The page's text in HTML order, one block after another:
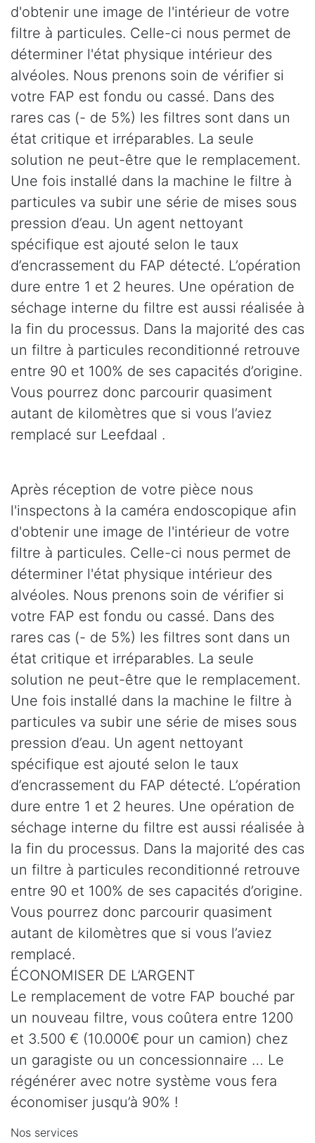
d'obtenir une image de l'intérieur de votre
filtre à particules. Celle-ci nous permet de
déterminer l'état physique intérieur des
alvéoles. Nous prenons soin de vérifier si
votre FAP est fondu ou cassé. Dans des
rares cas (- de 5%) les filtres sont dans un
état critique et irréparables. La seule
solution ne peut-être que le remplacement.
Une fois installé dans la machine le filtre à
particules va subir une série de mises sous
pression d’eau. Un agent nettoyant
spécifique est ajouté selon le taux
d’encrassement du FAP détecté. L’opération
dure entre 1 et 2 heures. Une opération de
séchage interne du filtre est aussi réalisée à
la fin du processus. Dans la majorité des cas
un filtre à particules reconditionné retrouve
entre 90 et 100% de ses capacités d’origine.
Vous pourrez donc parcourir quasiment
autant de kilomètres que si vous l’aviez
remplacé sur Leefdaal .
Après réception de votre pièce nous
l'inspectons à la caméra endoscopique afin
d'obtenir une image de l'intérieur de votre
filtre à particules. Celle-ci nous permet de
déterminer l'état physique intérieur des
alvéoles. Nous prenons soin de vérifier si
votre FAP est fondu ou cassé. Dans des
rares cas (- de 5%) les filtres sont dans un
état critique et irréparables. La seule
solution ne peut-être que le remplacement.
Une fois installé dans la machine le filtre à
particules va subir une série de mises sous
pression d’eau. Un agent nettoyant
spécifique est ajouté selon le taux
d’encrassement du FAP détecté. L’opération
dure entre 1 et 2 heures. Une opération de
séchage interne du filtre est aussi réalisée à
la fin du processus. Dans la majorité des cas
un filtre à particules reconditionné retrouve
entre 90 et 100% de ses capacités d’origine.
Vous pourrez donc parcourir quasiment
autant de kilomètres que si vous l’aviez
remplacé.
ÉCONOMISER DE L’ARGENT
Le remplacement de votre FAP bouché par
un nouveau filtre, vous coûtera entre 1200
et 3.500 € (10.000€ pour un camion) chez
un garagiste ou un concessionnaire … Le
régénérer avec notre système vous fera
économiser jusqu’à 90% !
Nos services